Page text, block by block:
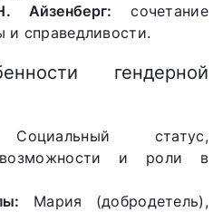
Айзенберг: сочетание
и справедливости.
гендерной
статус,
и роли в
Мария (добродетель),